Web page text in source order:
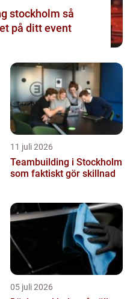
så
på ditt event
11 juli 2026
Teambuilding i Stockholm
som faktiskt gör skillnad
05 juli 2026